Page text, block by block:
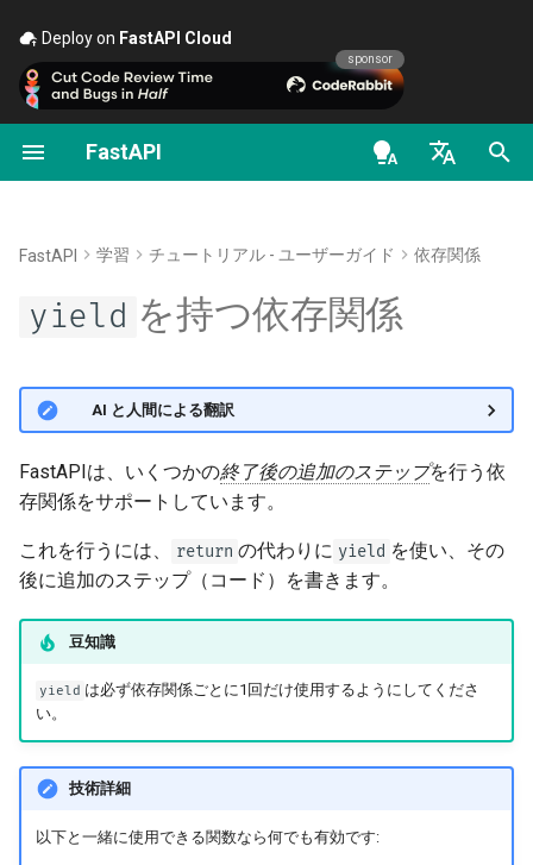
Deploy on FastAPI Cloud
sponsor
FastAPI
de - Deutsch
es - español
fr - français
ko - 한국어
pt - português
ru - русский язык
tr - Türkçe
zh - 简体中文
yield
を持つデータベースの依存
yield と try を持つ依存関係
yield を持つサブ依存関係
存関係
yield と except
を持つ依存関
係では常に
raise
早期終了と
サブ依存関係の
yield 、 HTTPException 、
except
、バックグラウンドタス
クを持つ依存関係
セキュリティ - 最初の一歩
ンプルなOAuth2
化）によるOAuth2、JWTト
ークンによるBearer
データのストリーミング
レスポンスを直接返す
カスタムレスポンス -
HTML、ストリーム、ファイ
OpenAPI の追加レスポンス
レスポンスの Cookie
レスポンスヘッダー
レスポンス - ステータスコー
ドの変更
高度な依存関係
高度なセキュリティ
OAuth2 のスコープ
FastAPIのバージョンについ
FastAPI Cloud
HTTPS について
デプロイメントのコンセプト
クラウドプロバイダへの
FastAPI デプロイ
Server Workers - ワーカー付
きUvicorn
コンテナ内のFastAPI -
Docker
一般 - ハウツー - レシピ
への移行
GraphQL
APIRoute クラス
OpenAPI の拡張
入力と出力でOpenAPIのスキ
ーマを分けるかどうか
カスタムドキュメント UI の
静的アセット（セルフホステ
ィング）
Swagger UI の設定
データベースのテスト
FastAPI class
UploadFile class
Exceptions - HTTPException
and WebSocketException
Dependencies - Depends()
and Security()
APIRouter class
Background Tasks -
BackgroundTasks
Request class
WebSockets
HTTPConnection class
OpenAPI docs
FastAPI People
Translations
Full Stack FastAPI テンプレ
ート
External Links
FastAPI and friends
newsletter
代替ツールから受けたインス
歴史、設計、そしてこれから
ベンチマーク
FastAPI 学習 チュートリアル - ユーザーガイド 依存関係
yield を持つ依存関係
🌐 AI と人間による翻訳
FastAPIは、いくつかの終了後の追加のステップを行う依
存関係をサポートしています。
これを行うには、 return の代わりに yield を使い、その
後に追加のステップ（コード）を書きます。
豆知識
yield は必ず依存関係ごとに1回だけ使用するようにしてくださ
い。
技術詳細
以下と一緒に使用できる関数なら何でも有効です: